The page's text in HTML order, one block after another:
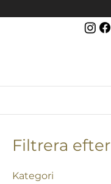
Filtrera efter
Kategori